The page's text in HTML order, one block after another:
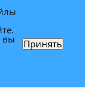
вы Принять